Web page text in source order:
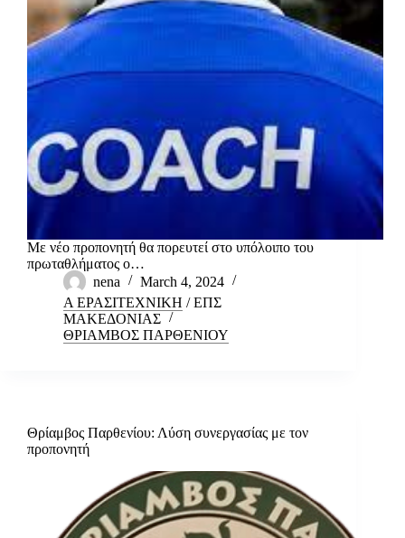
Με νέο προπονητή θα πορευτεί στο υπόλοιπο του
πρωταθλήματος ο…
nena
March 4, 2024
Α ΕΡΑΣΙΤΕΧΝΙΚΗ /ΕΠΣ
ΜΑΚΕΔΟΝΙΑΣ
ΘΡΙΑΜΒΟΣ ΠΑΡΘΕΝΙΟΥ
Θρίαμβος Παρθενίου: Λύση συνεργασίας με τον
προπονητή